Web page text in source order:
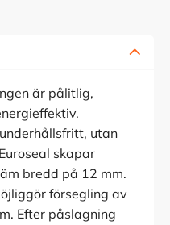
är pålitlig,
utan
skapar
bredd på 12 mm.
försegling av
Efter påslagning